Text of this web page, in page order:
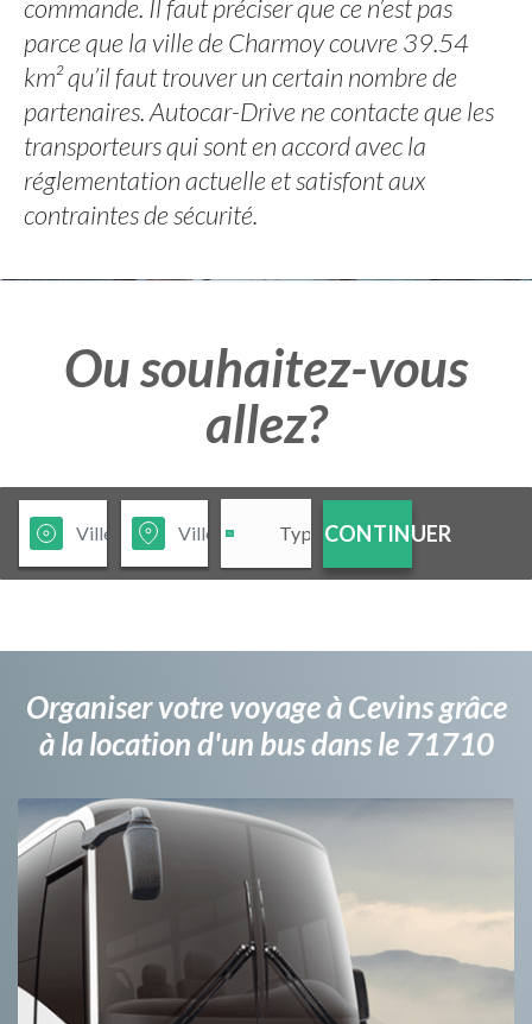
commande. Il faut préciser que ce n’est pas
parce que la ville de Charmoy couvre 39.54
km² qu’il faut trouver un certain nombre de
partenaires. Autocar-Drive ne contacte que les
transporteurs qui sont en accord avec la
réglementation actuelle et satisfont aux
contraintes de sécurité.
Ou souhaitez-vous
allez?
CONTINUER
Organiser votre voyage à Cevins grâce
à la location d'un bus dans le 71710